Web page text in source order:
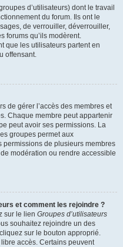
d’utilisateurs) dont le travail
du forum. Ils ont le
de verrouiller, déverrouiller,
forums qu’ils modèrent.
que les utilisateurs partent en
offensant.
de gérer l’accès des membres et
Chaque membre peut appartenir
peut avoir ses permissions. La
groupes permet aux
de plusieurs membres
modération ou rendre accessible
et comment les rejoindre ?
sur le lien Groupes d’utilisateurs
souhaitez rejoindre un des
sur le bouton approprié.
accès. Certains peuvent